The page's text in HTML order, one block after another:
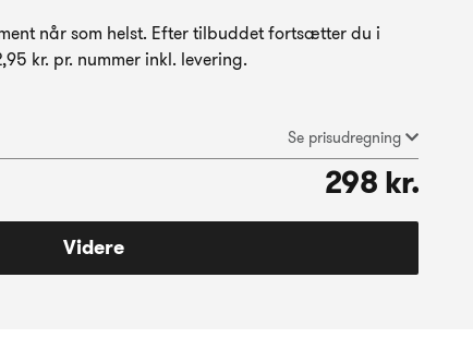
Se prisudregning
298 kr.
Videre
når som helst. Efter tilbuddet fortsætter du i
kr. pr. nummer inkl. levering.